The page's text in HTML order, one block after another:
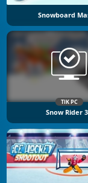
Snowboard
TIK PC
Snow Rider